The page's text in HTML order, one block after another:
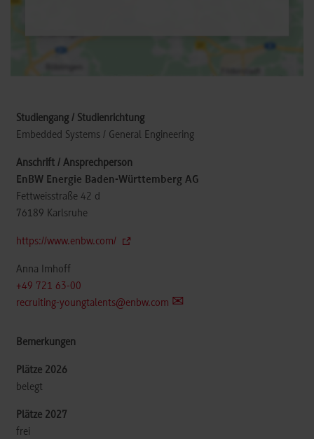
Embedded Systems / General Engineering
EnBW Energie Baden-Württemberg AG
Fettweisstraße 42 d
76189 Karlsruhe
https://www.enbw.com/
Anna Imhoff
+49 721 63-00
recruiting-youngtalents@enbw.com
belegt
frei